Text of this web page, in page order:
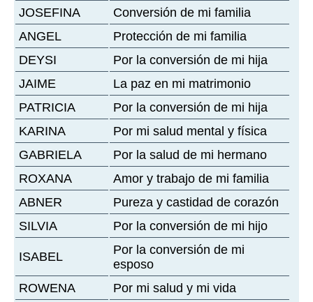
JOSEFINA
Conversión de mi familia
ANGEL
Protección de mi familia
DEYSI
Por la conversión de mi hija
JAIME
La paz en mi matrimonio
PATRICIA
Por la conversión de mi hija
KARINA
Por mi salud mental y física
GABRIELA
Por la salud de mi hermano
ROXANA
Amor y trabajo de mi familia
ABNER
Pureza y castidad de corazón
SILVIA
Por la conversión de mi hijo
ISABEL
Por la conversión de mi
esposo
ROWENA
Por mi salud y mi vida